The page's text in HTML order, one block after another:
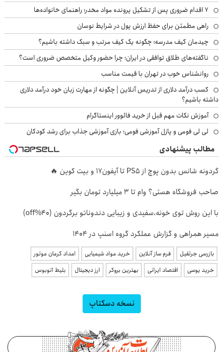
۷ اقدام ضروری پس از تشکیل پرونده مواد مخدر؛ راهنمای خانواده‌ها
راهی مطمئن برای حفظ ارزش پول در شرایط نوسان
چیدمان کیف مدرسه؛ چگونه یک کیف مرتب و سبک داشته باشیم؟
ناگفته‌های طلاق توافقی در ایران؛ چرا حضور وکیل متخصص ضروری است؟
روانشناس خوب در تهران با قیمت مناسب
کسب درآمد دلاری از تدریس آنلاین | چگونه از مهارت زبان خود درآمد دلاری
داشته باشیم؟
آموزش نکات مهم قبل از خرید فالوور اینستاگرام
لی لی فومی و پازل آموزشی فومی؛ بازی آموزشی جذاب برای رشد کودکان
مطالب پیشنهادی
گردونه شانس بدون پوچ از PS5 تا آیفون17 و بیت کوین 🔥
صاحب فروشگاه هستی؟ وام تا ۳ میلیارد تومان بگیر
با این روش توی خونه،سفیدی و زیبایی دندوناتو برگردون (40%off)
مسیر همراهی و گزارش عملکرد گروه اسنپ در ۱۴۰۴
بازرسی جرثقیل فرم ساز آنلاین خرید مواد شیمیایی
امداد کرمان موتور
خرید یوسی
اقتصاد ایرانی بهترین بروکر ارز دیجیتال بلیط اتوبوس
نسخه دسکتاپ